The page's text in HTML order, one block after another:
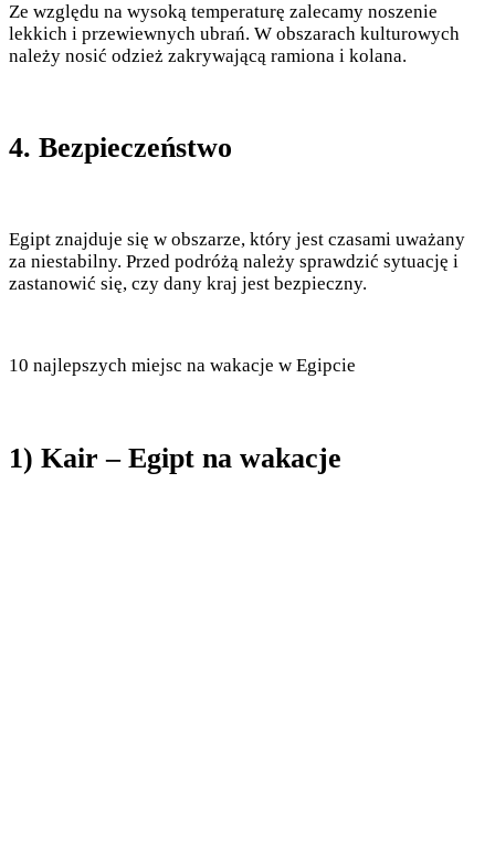
Ze względu na wysoką temperaturę zalecamy noszenie
lekkich i przewiewnych ubrań. W obszarach kulturowych
należy nosić odzież zakrywającą ramiona i kolana.
4. Bezpieczeństwo
Egipt znajduje się w obszarze, który jest czasami uważany
za niestabilny. Przed podróżą należy sprawdzić sytuację i
zastanowić się, czy dany kraj jest bezpieczny.
10 najlepszych miejsc na wakacje w Egipcie
1) Kair – Egipt na wakacje